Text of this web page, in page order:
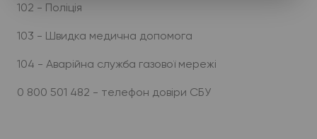
102 - Поліція
103 - Швидка медична допомога
104 - Аварійна служба газової мережі
0 800 501 482 - телефон довіри СБУ